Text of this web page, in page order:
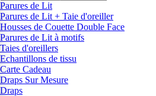
Parures de Lit
Parures de Lit + Taie d'oreiller
Housses de Couette Double Face
Parures de Lit à motifs
Taies d'oreillers
Echantillons de tissu
Carte Cadeau
Draps Sur Mesure
Draps